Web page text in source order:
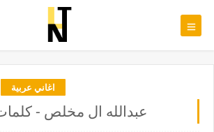
اغاني عربية
عبدالله ال مخلص -